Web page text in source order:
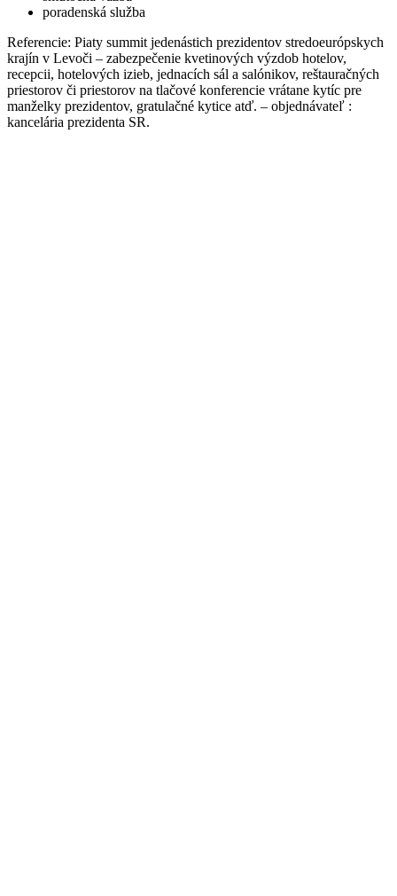
poradenská služba
Referencie: Piaty summit jedenástich prezidentov stredoeurópskych
krajín v Levoči – zabezpečenie kvetinových výzdob hotelov,
recepcii, hotelových izieb, jednacích sál a salónikov, reštauračných
priestorov či priestorov na tlačové konferencie vrátane kytíc pre
manželky prezidentov, gratulačné kytice atď. – objednávateľ :
kancelária prezidenta SR.